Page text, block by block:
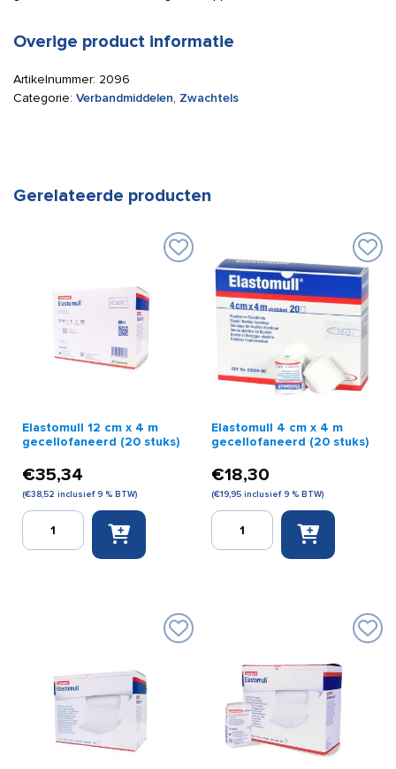
Overige product informatie
Artikelnummer: 2096
Categorie: Verbandmiddelen, Zwachtels
Gerelateerde producten
Elastomull 12 cm x 4 m
gecellofaneerd (20 stuks)
€35,34
(€38,52 inclusief 9 % BTW)
Elastomull
aantal
Elastomull 4 cm x 4 m
gecellofaneerd (20 stuks)
€18,30
(€19,95 inclusief 9 % BTW)
Elastomull
stuks)
aantal